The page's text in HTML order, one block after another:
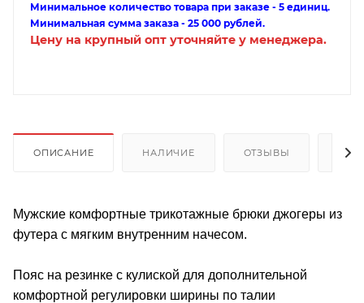
Минимальное количество товара при заказе - 5 единиц.
Минимальная сумма заказа - 25 000 рублей.
Цену на крупный опт уточняйте у менеджера.
ОПИСАНИЕ НАЛИЧИЕ ОТЗЫВЫ
Мужские комфортные трикотажные брюки джогеры из
футера с мягким внутренним начесом.
Пояс на резинке с кулиской для дополнительной
комфортной регулировки ширины по талии